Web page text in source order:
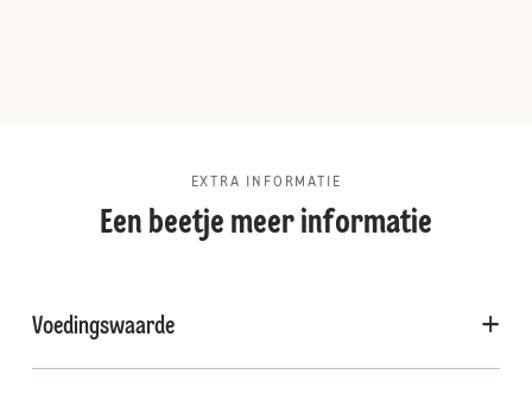
EXTRA INFORMATIE
Een beetje meer informatie
Voedingswaarde